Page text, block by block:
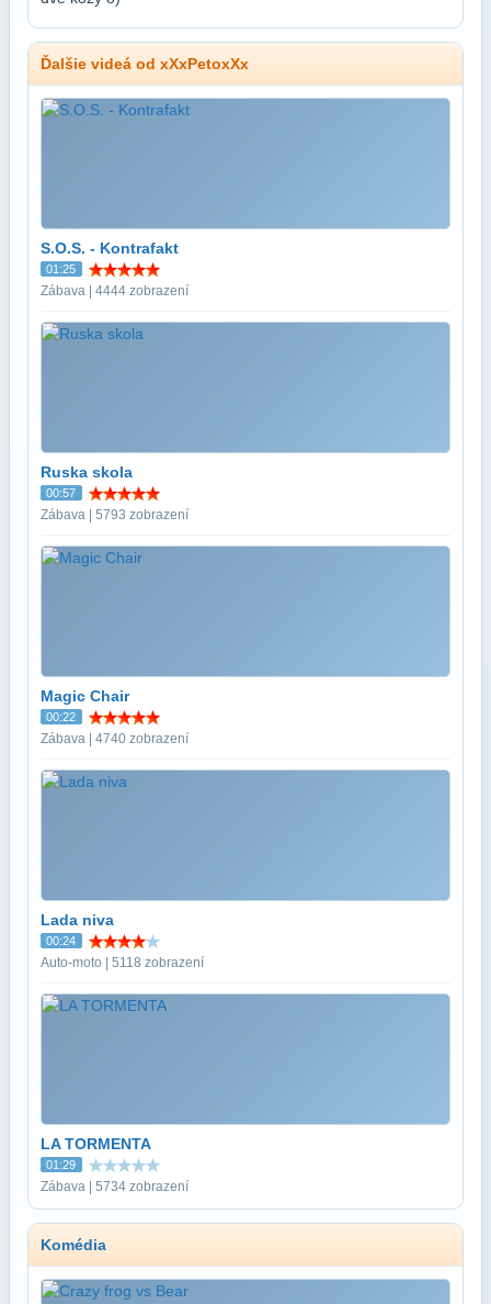
Ďalšie videá od xXxPetoxXx
S.O.S. - Kontrafakt
01:25
Zábava | 4444 zobrazení
Ruska skola
00:57
Zábava | 5793 zobrazení
Magic Chair
00:22
Zábava | 4740 zobrazení
Lada niva
00:24
Auto-moto | 5118 zobrazení
LA TORMENTA
01:29
Zábava | 5734 zobrazení
Komédia